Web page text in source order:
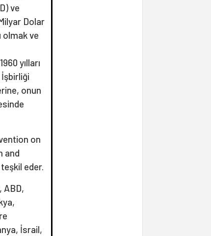
ve
Dolar
olmak ve
yılları
onun
on
and
eder.
ABD,
İsrail,